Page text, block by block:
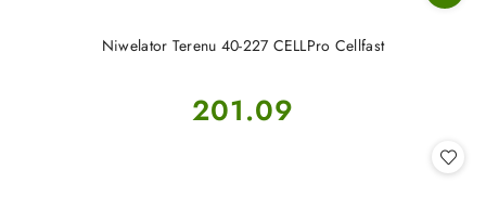
Niwelator Terenu 40-227 CELLPro Cellfast
Cena:
201.09